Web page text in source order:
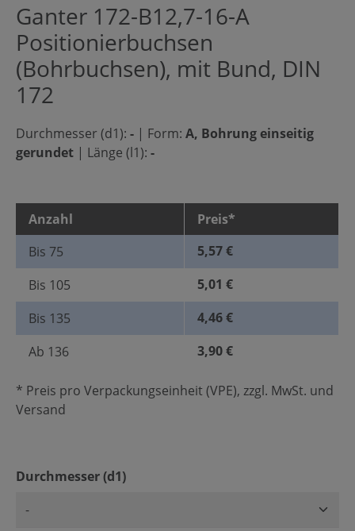
Ganter 172-B12,7-16-A
Positionierbuchsen
(Bohrbuchsen), mit Bund, DIN
172
Durchmesser (d1): - | Form: A, Bohrung einseitig
gerundet | Länge (l1): -
Anzahl
Preis*
Bis 75
5,57 €
Bis 105
5,01 €
Bis 135
4,46 €
Ab 136 3,90 €
* Preis pro Verpackungseinheit (VPE), zzgl. MwSt. und
Versand
Durchmesser (d1)auswählen